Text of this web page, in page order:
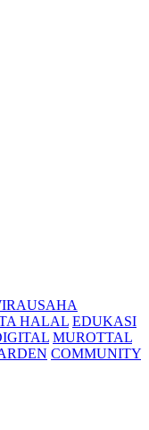
HALAL EDUKASI
MUROTTAL
COMMUNITY